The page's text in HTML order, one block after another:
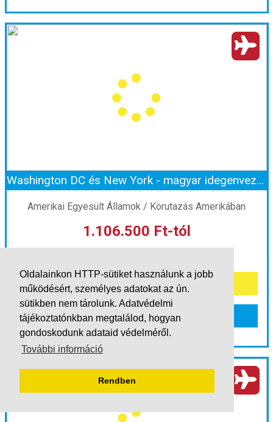
Oldalainkon HTTP-sütiket használunk a jobb
működésért, személyes adatokat az ún.
sütikben nem tárolunk. Adatvédelmi
tájékoztatónkban megtalálod, hogyan
gondoskodunk adataid védelméről.
További információ
Rendben
Vietnám: a Vörös-folyótól a Kilenc Sárkányig - nagy körutazás magyar idegenvezetéssel 2026.11.27.-12.11.
Körutazás Vietnámban
Utazás módja:
Ellátás: leírás szerint
Szálláskategória:
Kétágyas szoba, pótággyal
Időpont: 2026-11-27 | 14 éj
már 1.099.000 Ft-tól
Időpontok és árak
Bőröndbe
Washington DC és New York - magyar idegenvezetéssel
Amerikai Egyesült Államok / Körutazás Amerikában
1.106.500 Ft-tól
Időpontok és árak
Bőröndbe
Washington DC és New York - magyar idegenvezetéssel
Város:Körutazás Amerikában